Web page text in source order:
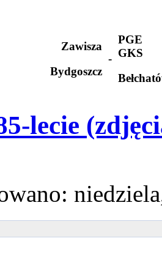
Zawisza
Bydgoszcz
-
PGE
GKS
lecie